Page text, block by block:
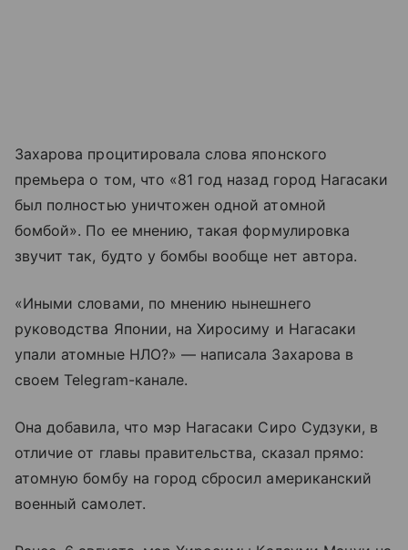
Захарова процитировала слова японского
премьера о том, что «81 год назад город Нагасаки
был полностью уничтожен одной атомной
бомбой». По ее мнению, такая формулировка
звучит так, будто у бомбы вообще нет автора.
«Иными словами, по мнению нынешнего
руководства Японии, на Хиросиму и Нагасаки
упали атомные НЛО?» — написала Захарова в
своем Telegram-канале.
Она добавила, что мэр Нагасаки Сиро Судзуки, в
отличие от главы правительства, сказал прямо:
атомную бомбу на город сбросил американский
военный самолет.